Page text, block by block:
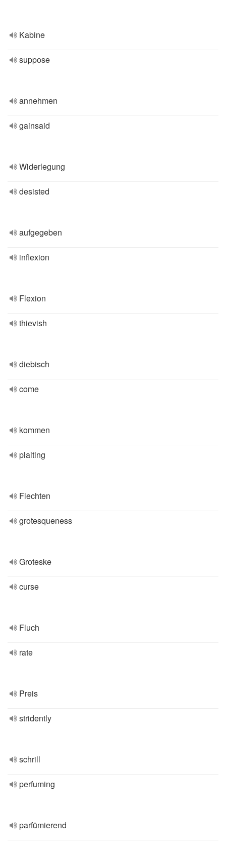
Kabine
suppose
annehmen
gainsaid
Widerlegung
desisted
aufgegeben
inflexion
Flexion
thievish
diebisch
come
kommen
plaiting
Flechten
grotesqueness
Groteske
curse
Fluch
rate
Preis
stridently
schrill
perfuming
parfümierend